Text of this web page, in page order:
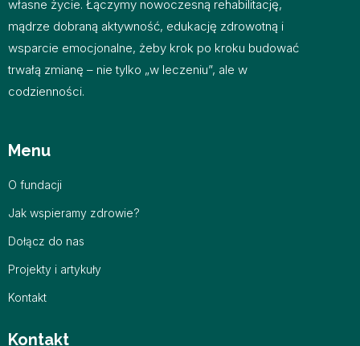
własne życie.​ Łączymy nowoczesną rehabilitację,
mądrze dobraną aktywność, edukację zdrowotną i
wsparcie emocjonalne, żeby krok po kroku budować
trwałą zmianę – nie tylko „w leczeniu”, ale w
codzienności.
Menu
O fundacji
Jak wspieramy zdrowie?
Dołącz do nas
Projekty i artykuły
Kontakt
Kontakt